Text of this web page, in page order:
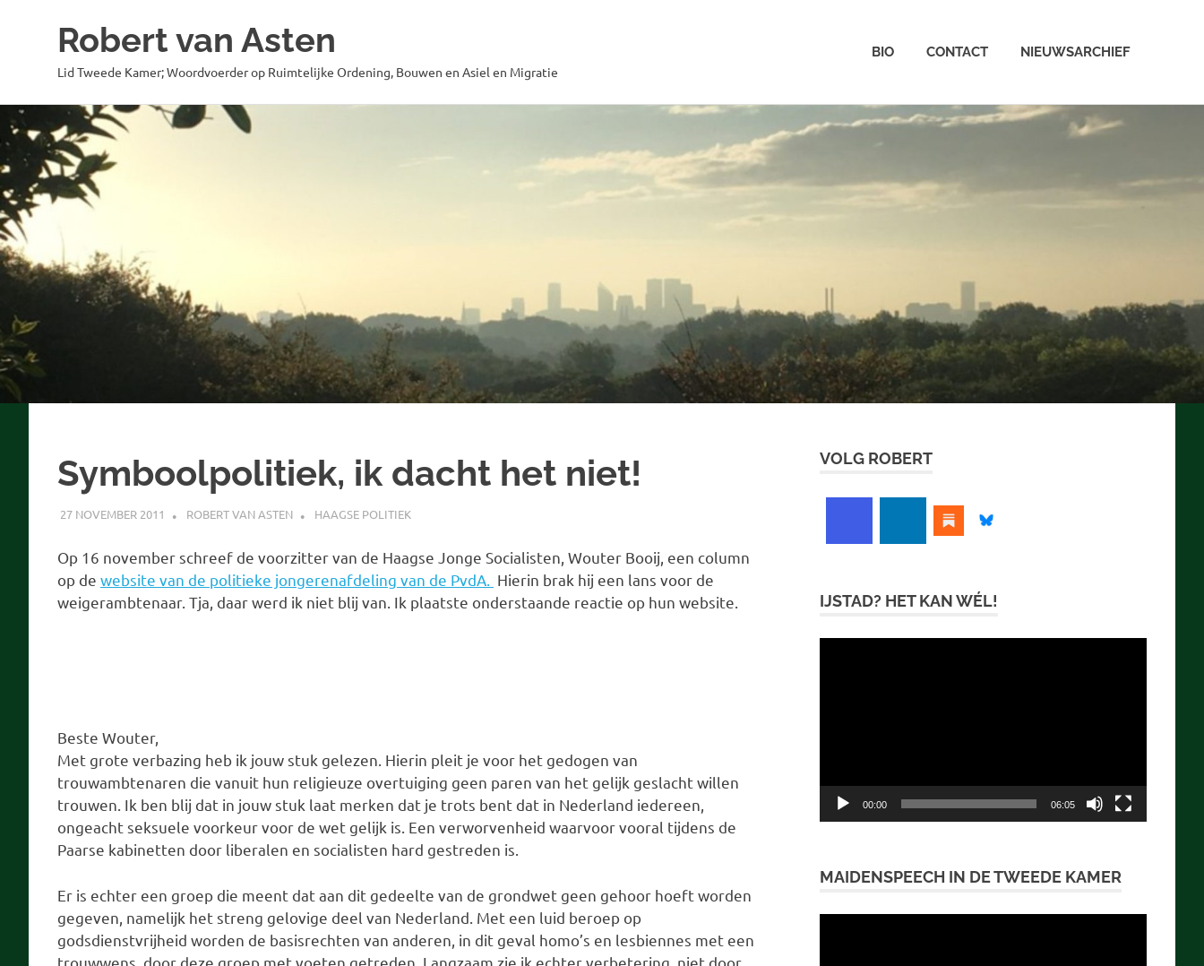
naar
de
inhoud
Robert van Asten
Lid Tweede Kamer; Woordvoerder op Ruimtelijke Ordening, Bouwen en Asiel en Migratie
BIO CONTACT NIEUWSARCHIEF
Symboolpolitiek, ik dacht het niet!
27 NOVEMBER 2011 ROBERT VAN ASTEN HAAGSE POLITIEK
Op 16 november schreef de voorzitter van de Haagse Jonge Socialisten, Wouter Booij, een column
op de website van de politieke jongerenafdeling van de PvdA.
Hierin brak hij een lans voor de
weigerambtenaar. Tja, daar werd ik niet blij van. Ik plaatste onderstaande reactie op hun website.
Beste Wouter,
Met grote verbazing heb ik jouw stuk gelezen. Hierin pleit je voor het gedogen van
trouwambtenaren die vanuit hun religieuze overtuiging geen paren van het gelijk geslacht willen
trouwen. Ik ben blij dat in jouw stuk laat merken dat je trots bent dat in Nederland iedereen,
ongeacht seksuele voorkeur voor de wet gelijk is. Een verworvenheid waarvoor vooral tijdens de
Paarse kabinetten door liberalen en socialisten hard gestreden is.
Er is echter een groep die meent dat aan dit gedeelte van de grondwet geen gehoor hoeft worden
gegeven, namelijk het streng gelovige deel van Nederland. Met een luid beroep op
godsdienstvrijheid worden de basisrechten van anderen, in dit geval homo’s en lesbiennes met een
trouwwens, door deze groep met voeten getreden. Langzaam zie ik echter verbetering, niet door
VOLG ROBERT
IJSTAD? HET KAN WÉL!
00:00 06:05
MAIDENSPEECH IN DE TWEEDE KAMER